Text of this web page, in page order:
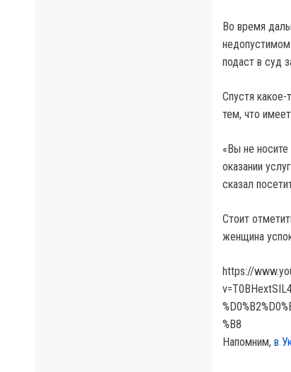
Во время
подаст в суд
Спустя
тем, что
«Вы не
оказании
сказал
Стоит
женщина
https://
%B8
Напомним, в